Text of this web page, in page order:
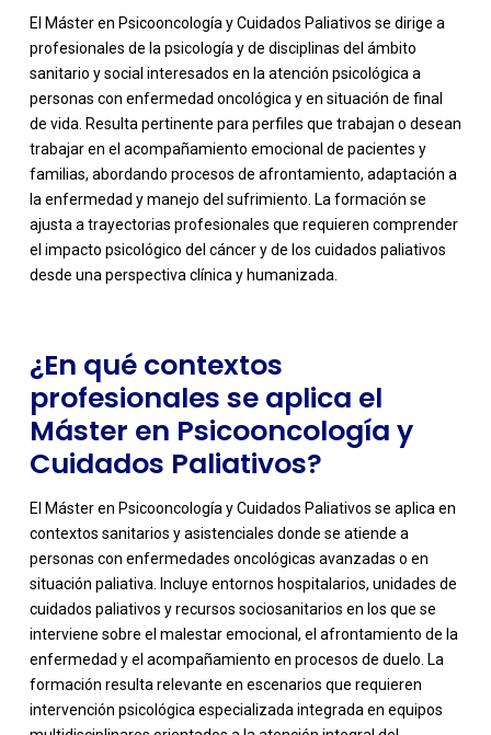
El Máster en Psicooncología y Cuidados Paliativos se dirige a
profesionales de la psicología y de disciplinas del ámbito
sanitario y social interesados en la atención psicológica a
personas con enfermedad oncológica y en situación de final
de vida. Resulta pertinente para perfiles que trabajan o desean
trabajar en el acompañamiento emocional de pacientes y
familias, abordando procesos de afrontamiento, adaptación a
la enfermedad y manejo del sufrimiento. La formación se
ajusta a trayectorias profesionales que requieren comprender
el impacto psicológico del cáncer y de los cuidados paliativos
desde una perspectiva clínica y humanizada.
-
¿En qué contextos
profesionales se aplica el
Máster en Psicooncología y
Cuidados Paliativos?
El Máster en Psicooncología y Cuidados Paliativos se aplica en
contextos sanitarios y asistenciales donde se atiende a
personas con enfermedades oncológicas avanzadas o en
situación paliativa. Incluye entornos hospitalarios, unidades de
cuidados paliativos y recursos sociosanitarios en los que se
interviene sobre el malestar emocional, el afrontamiento de la
enfermedad y el acompañamiento en procesos de duelo. La
formación resulta relevante en escenarios que requieren
intervención psicológica especializada integrada en equipos
-